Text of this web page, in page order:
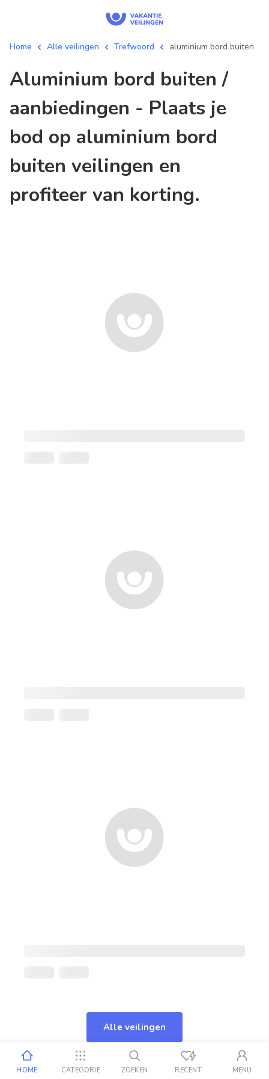
Home Alle veilingen Trefwoord aluminium bord buiten
aluminium bord buiten /
aanbiedingen - Plaats je
bod op aluminium bord
buiten veilingen en
profiteer van korting.
Alle veilingen
HOME CATEGORIE ZOEKEN RECENT MENU